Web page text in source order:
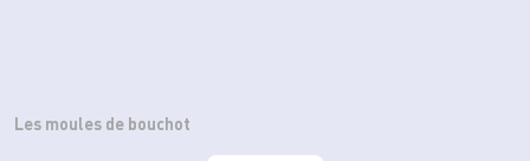
Les moules de bouchot